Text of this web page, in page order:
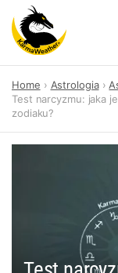
content
Home Astrologia
Test narcyzmu: jaka
zodiaku?